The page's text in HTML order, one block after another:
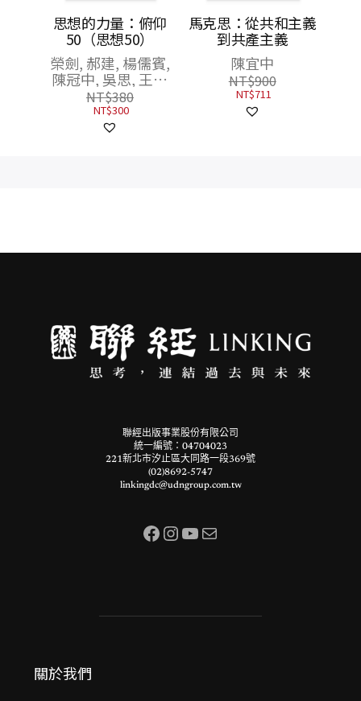
思想的力量：俯仰
50（思想50）
榮劍, 郝建, 楊儒賓,
陳冠中, 吳思, 王汎
森, 許紀霖, 張倫, 唐
小兵, 陳正國, 賴錫
三, 陸符嘉, 丁學良
NT$380
NT$300
馬克思：從共和主義
到共產主義
陳宜中
NT$900
NT$711
聯經出版事業股份有限公司
統一編號：04704023
221新北市汐止區大同路一段369號
(02)8692-5747
linkingdc@udngroup.com.tw
Facebook InstagramYouTube 電子郵件
關於我們